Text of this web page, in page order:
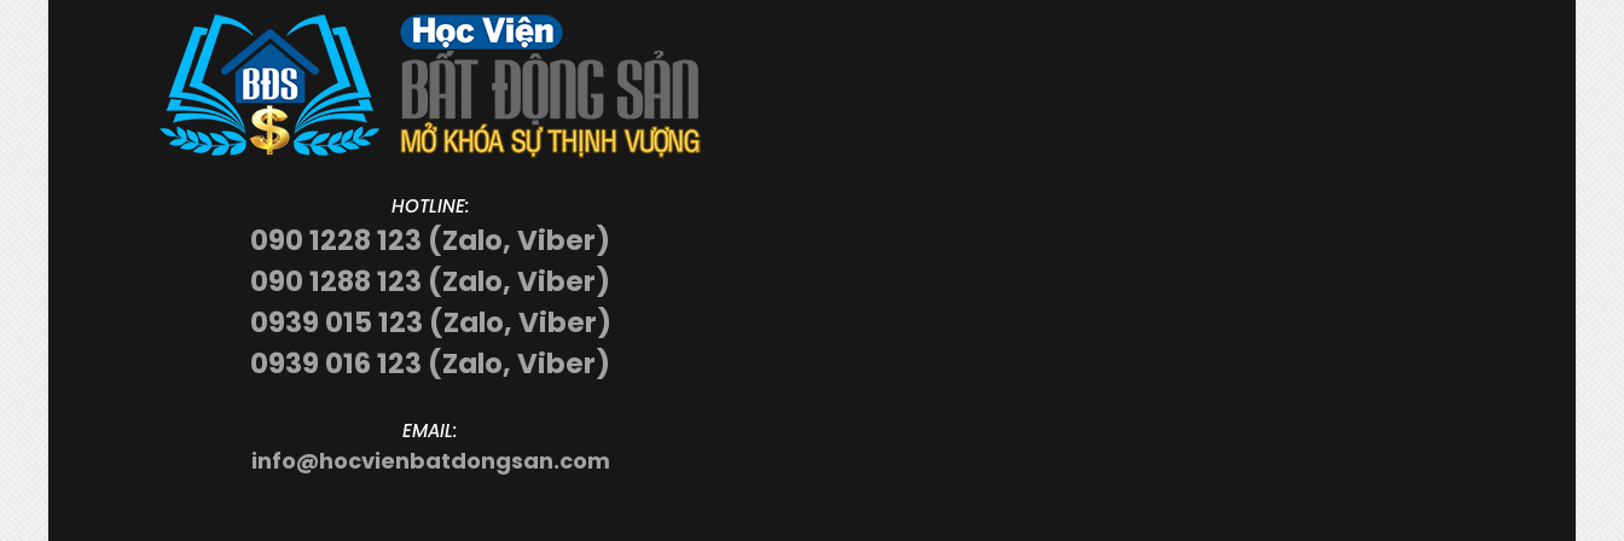
HOTLINE:
090 1228 123 (Zalo, Viber)
090 1288 123 (Zalo, Viber)
0939 015 123 (Zalo, Viber)
0939 016 123 (Zalo, Viber)
EMAIL:
info@hocvienbatdongsan.com